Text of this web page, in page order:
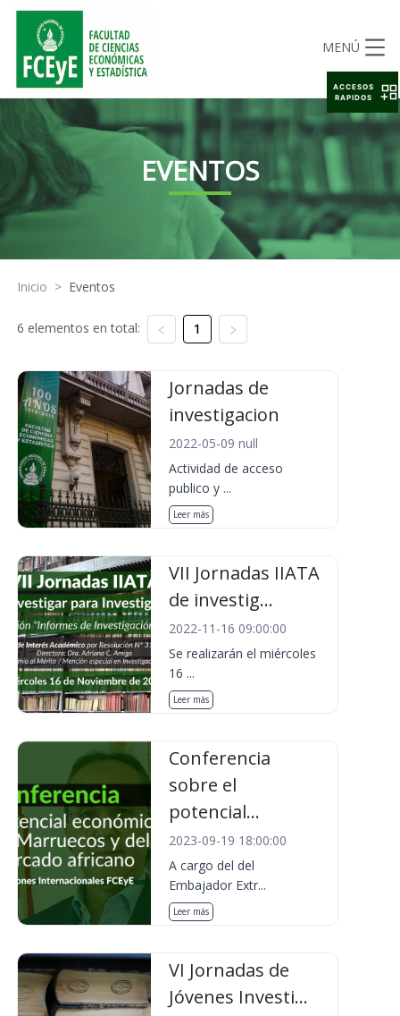
MENÚ
EVENTOS
Inicio > Eventos
6 elementos en total: 1
Jornadas de
investigacion
2022-05-09 null
Actividad de acceso
publico y ...
Leer más
VII Jornadas IIATA
de investig...
2022-11-16 09:00:00
Se realizarán el miércoles
16 ...
Leer más
Conferencia
sobre el
potencial...
2023-09-19 18:00:00
A cargo del del
Embajador Extr...
Leer más
VI Jornadas de
Jóvenes Investi...
ACCESOS
RAPIDOS